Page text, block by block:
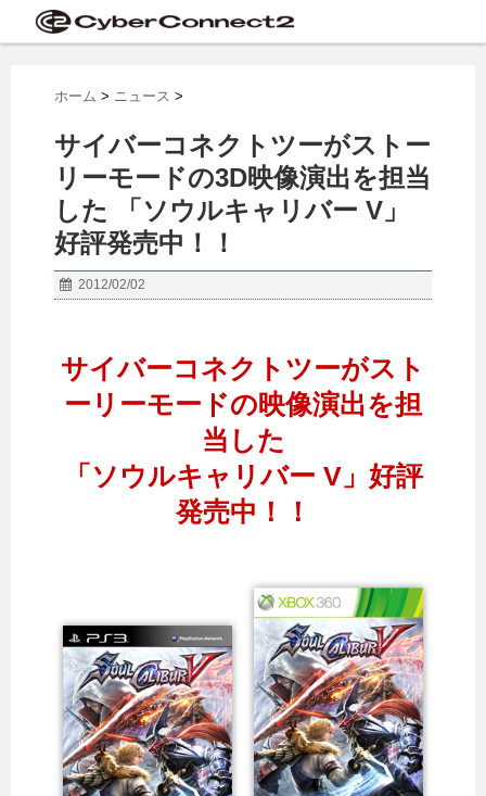
ホーム > ニュース >
サイバーコネクトツーがストー
リーモードの3D映像演出を担当
した 「ソウルキャリバー V」
好評発売中！！
2012/02/02
サイバーコネクトツーがスト
ーリーモードの映像演出を担
当した
「ソウルキャリバー V」好評
発売中！！